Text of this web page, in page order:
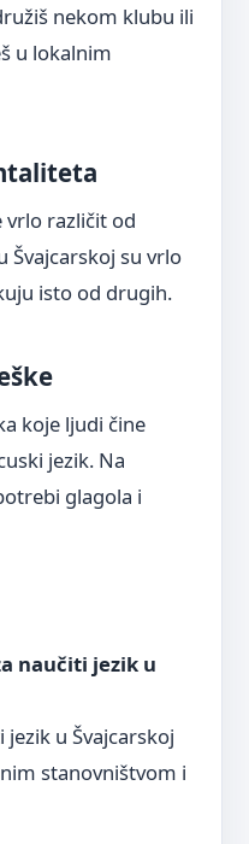
nekom klubu ili
u lokalnim
vrlo različit od
Švajcarskoj su vrlo
isto od drugih.
koje ljudi čine
jezik. Na
glagola i
naučiti jezik u
u Švajcarskoj
stanovništvom i